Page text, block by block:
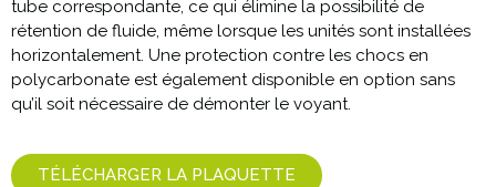
tube correspondante, ce qui élimine la possibilité de
rétention de fluide, même lorsque les unités sont installées
horizontalement. Une protection contre les chocs en
polycarbonate est également disponible en option sans
qu’il soit nécessaire de démonter le voyant.
TÉLÉCHARGER LA PLAQUETTE